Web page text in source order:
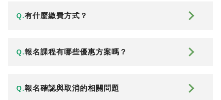
Q.有什麼繳費方式？
Q.報名課程有哪些優惠方案嗎？
Q.報名確認與取消的相關問題